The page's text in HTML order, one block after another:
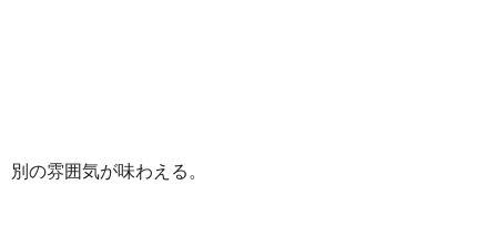
別の雰囲気が味わえる。